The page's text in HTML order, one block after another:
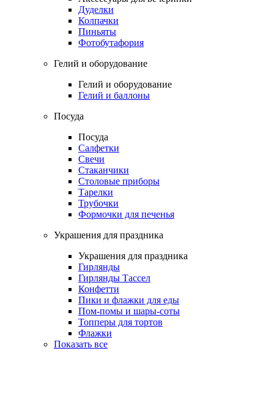
Дуделки
Колпачки
Пиньяты
Фотобутафория
Гелий и оборудование
Гелий и оборудование
Гелий и баллоны
Посуда
Посуда
Салфетки
Свечи
Стаканчики
Столовые приборы
Тарелки
Трубочки
Формочки для печенья
Украшения для праздника
Украшения для праздника
Гирлянды
Гирлянды Тассел
Конфетти
Пики и флажки для еды
Пом-помы и шары-соты
Топперы для тортов
Флажки
Показать все